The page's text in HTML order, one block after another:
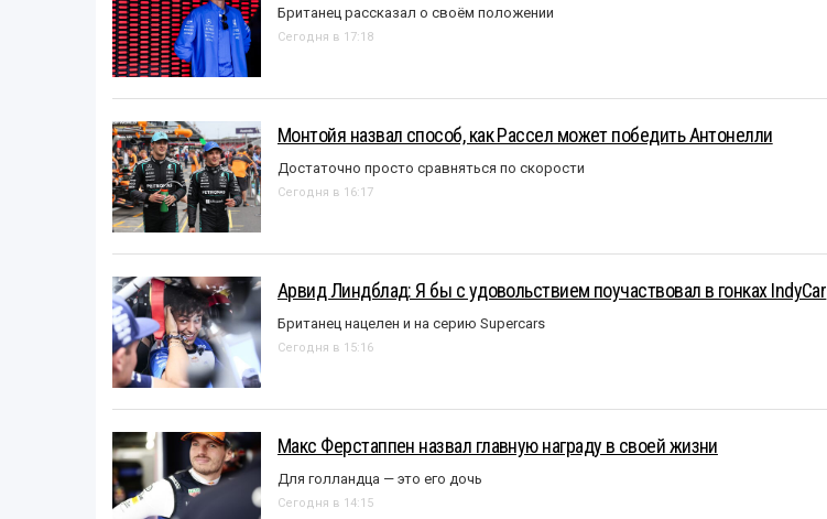
Британец рассказал о своём положении
Сегодня в 17:18
Монтойя назвал способ, как Рассел может победить Антонелли
Достаточно просто сравняться по скорости
Сегодня в 16:17
Арвид Линдблад: Я бы с удовольствием поучаствовал в гонках IndyCar
Британец нацелен и на серию Supercars
Сегодня в 15:16
Макс Ферстаппен назвал главную награду в своей жизни
Для голландца — это его дочь
Сегодня в 14:15